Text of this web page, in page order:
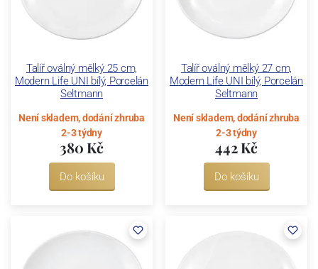
Talíř oválný mělký 25 cm,
Modern Life UNI bílý, Porcelán
Seltmann
Není skladem, dodání zhruba
2-3 týdny
380 Kč
Do košíku
Talíř oválný mělký 27 cm,
Modern Life UNI bílý, Porcelán
Seltmann
Není skladem, dodání zhruba
2-3 týdny
442 Kč
Do košíku